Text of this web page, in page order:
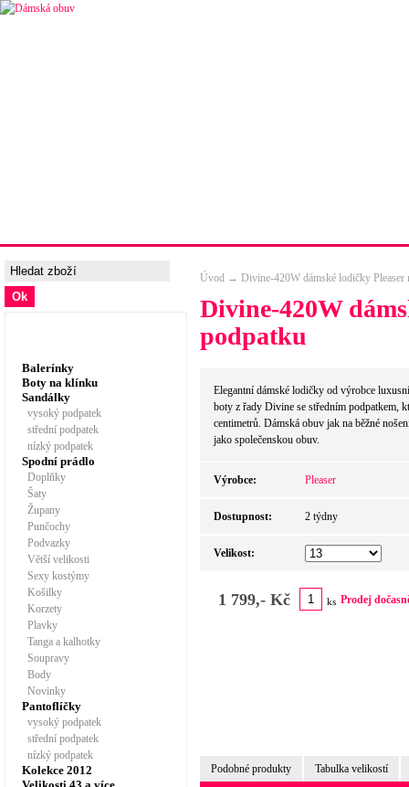
Balerínky
Boty na klínku
Sandálky
vysoký podpatek
střední podpatek
nízký podpatek
Spodní prádlo
Doplňky
Šaty
Župany
Punčochy
Podvazky
Větší velikosti
Sexy kostýmy
Košilky
Korzety
Plavky
Tanga a kalhotky
Soupravy
Body
Novinky
Pantoflíčky
vysoký podpatek
střední podpatek
nízký podpatek
Kolekce 2012
Úvod → Divine-420W dámské lodičky Pleaser
Divine-420W
podpatku
Elegantní dámské lodičky od výrobce
boty z řady Divine se středním podpatkem,
centimetrů. Dámská obuv jak na běžné
jako společenskou obuv.
Výrobce: Pleaser
Dostupnost: 2 týdny
Velikost:
1 799,- Kč ks Prodej
Podobné produkty Tabulka velikostí